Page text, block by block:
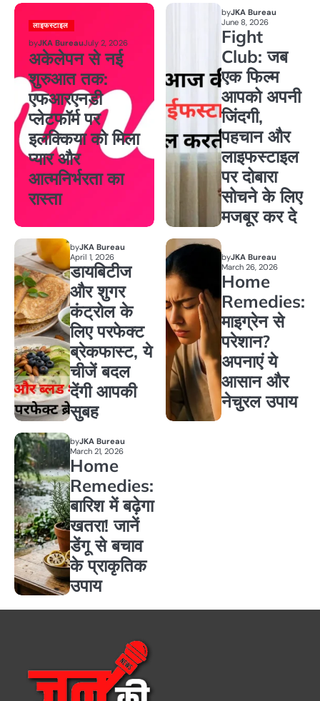
लाइफस्टाइल
byJKA BureauJuly 2, 2026
अकेलेपन से नई
शुरुआत तक:
एफआरएनडी
प्लेटफॉर्म पर
इलक्किया को मिला
प्यार और
आत्मनिर्भरता का
रास्ता
byJKA Bureau
June 8, 2026
Fight
Club: जब
एक फिल्म
आपको अपनी
जिंदगी,
पहचान और
लाइफस्टाइल
पर दोबारा
सोचने के लिए
मजबूर कर दे
byJKA Bureau
April 1, 2026
डायबिटीज
और शुगर
कंट्रोल के
लिए परफेक्ट
ब्रेकफास्ट, ये
चीजें बदल
देंगी आपकी
सुबह
byJKA Bureau
March 26, 2026
Home
Remedies:
माइग्रेन से
परेशान?
अपनाएं ये
आसान और
नेचुरल उपाय
byJKA Bureau
March 21, 2026
Home
Remedies:
बारिश में बढ़ेगा
खतरा! जानें
डेंगू से बचाव
के प्राकृतिक
उपाय